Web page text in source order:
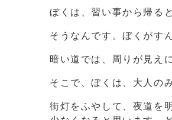
ぼくは、習い事から帰る
そうなんです。ぼくがす
暗い道では、周りが見え
そこで、ぼくは、大人の
街灯をふやして、夜道を